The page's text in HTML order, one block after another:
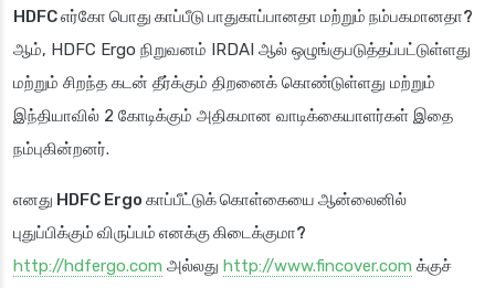
HDFC எர்கோ பொது காப்பீடு பாதுகாப்பானதா மற்றும் நம்பகமானதா?
ஆம், HDFC Ergo நிறுவனம் IRDAI ஆல் ஒழுங்குபடுத்தப்பட்டுள்ளது
மற்றும் சிறந்த கடன் தீர்க்கும் திறனைக் கொண்டுள்ளது மற்றும்
இந்தியாவில் 2 கோடிக்கும் அதிகமான வாடிக்கையாளர்கள் இதை
நம்புகின்றனர்.
எனது HDFC Ergo காப்பீட்டுக் கொள்கையை ஆன்லைனில்
புதுப்பிக்கும் விருப்பம் எனக்கு கிடைக்குமா?
http://hdfergo.com அல்லது http://www.fincover.com க்குச்